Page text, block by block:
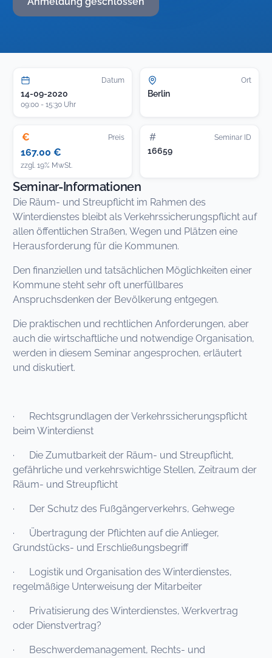
Datum
14-09-2020
09:00 - 15:30 Uhr
Ort
Berlin
€ Preis
167.00 €
zzgl. 19% MwSt.
# Seminar ID
16659
Seminar-Informationen
Die Räum- und Streupflicht im Rahmen des
Winterdienstes bleibt als Verkehrssicherungspflicht auf
allen öffentlichen Straßen, Wegen und Plätzen eine
Herausforderung für die Kommunen.
Den finanziellen und tatsächlichen Möglichkeiten einer
Kommune steht sehr oft unerfüllbares
Anspruchsdenken der Bevölkerung entgegen.
Die praktischen und rechtlichen Anforderungen, aber
auch die wirtschaftliche und notwendige Organisation,
werden in diesem Seminar angesprochen, erläutert
und diskutiert.
· Rechtsgrundlagen der Verkehrssicherungspflicht
beim Winterdienst
· Die Zumutbarkeit der Räum- und Streupflicht,
gefährliche und verkehrswichtige Stellen, Zeitraum der
Räum- und Streupflicht
· Der Schutz des Fußgängerverkehrs, Gehwege
· Übertragung der Pflichten auf die Anlieger,
Grundstücks- und Erschließungsbegriff
· Logistik und Organisation des Winterdienstes,
regelmäßige Unterweisung der Mitarbeiter
· Privatisierung des Winterdienstes, Werkvertrag
oder Dienstvertrag?
· Beschwerdemanagement, Rechts- und